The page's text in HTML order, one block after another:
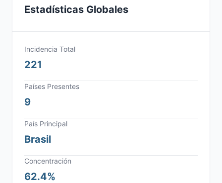
Estadísticas Globales
Incidencia Total
221
Países Presentes
9
País Principal
Brasil
Concentración
62.4%